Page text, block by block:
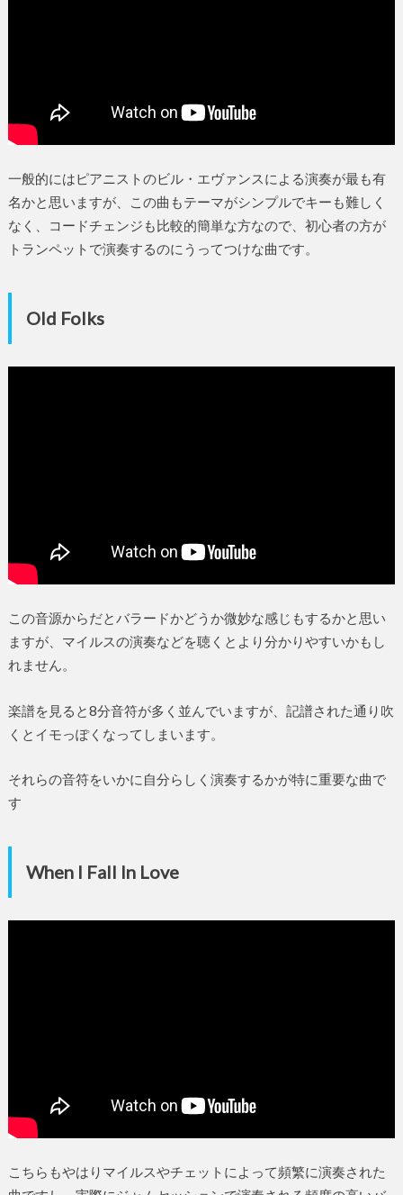
一般的にはピアニストのビル・エヴァンスによる演奏が最も有
名かと思いますが、この曲もテーマがシンプルでキーも難しく
なく、コードチェンジも比較的簡単な方なので、初心者の方が
トランペットで演奏するのにうってつけな曲です。
Old Folks
この音源からだとバラードかどうか微妙な感じもするかと思い
ますが、マイルスの演奏などを聴くとより分かりやすいかもし
れません。
楽譜を見ると8分音符が多く並んでいますが、記譜された通り吹
くとイモっぽくなってしまいます。
それらの音符をいかに自分らしく演奏するかが特に重要な曲で
す
When I Fall In Love
こちらもやはりマイルスやチェットによって頻繁に演奏された